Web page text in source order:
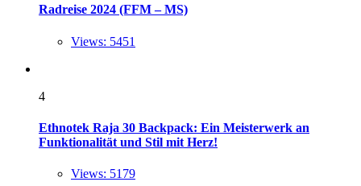
Radreise 2024 (FFM – MS)
Views: 5451
4
Ethnotek Raja 30 Backpack: Ein Meisterwerk an
Funktionalität und Stil mit Herz!
Views: 5179